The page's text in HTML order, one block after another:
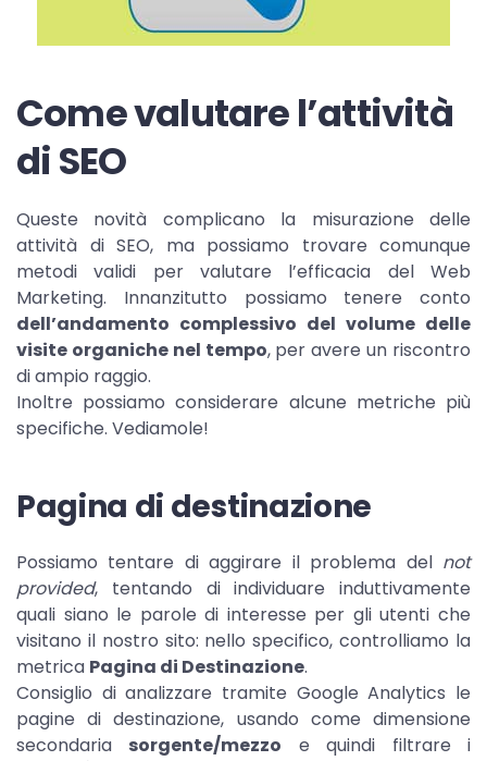
Come valutare l’attività
di SEO
Queste novità complicano la misurazione delle
attività di SEO, ma possiamo trovare comunque
metodi validi per valutare l’efficacia del Web
Marketing. Innanzitutto possiamo tenere conto
dell’andamento complessivo del volume delle
visite organiche nel tempo, per avere un riscontro
di ampio raggio.
Inoltre possiamo considerare alcune metriche più
specifiche. Vediamole!
Pagina di destinazione
Possiamo tentare di aggirare il problema del not
provided, tentando di individuare induttivamente
quali siano le parole di interesse per gli utenti che
visitano il nostro sito: nello specifico, controlliamo la
metrica Pagina di Destinazione.
Consiglio di analizzare tramite Google Analytics le
pagine di destinazione, usando come dimensione
secondaria sorgente/mezzo e quindi filtrare i